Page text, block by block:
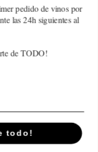
pedido de vinos por
las 24h siguientes al
de TODO!
todo!